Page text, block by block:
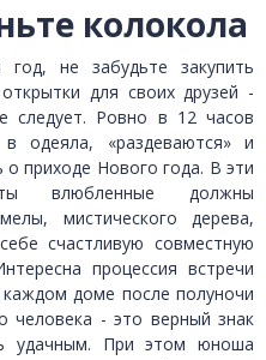
колокола
не забудьте закупить
для своих друзей -
следует. Ровно в 12 часов
одеяла, «раздеваются» и
приходе Нового года. В эти
влюбленные должны
мистического дерева,
счастливую совместную
процессия встречи
доме после полуночи
человека - это верный знак
удачным. При этом юноша